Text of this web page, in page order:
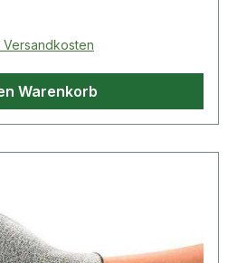
Versandkosten
Warenkorb